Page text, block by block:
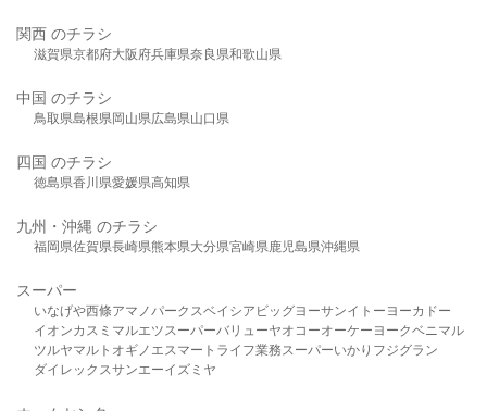
関西 のチラシ
滋賀県京都府大阪府兵庫県奈良県和歌山県
中国 のチラシ
鳥取県島根県岡山県広島県山口県
四国 のチラシ
徳島県香川県愛媛県高知県
九州・沖縄 のチラシ
福岡県佐賀県長崎県熊本県大分県宮崎県鹿児島県沖縄県
スーパー
いなげや西條アマノパークスベイシア ビッグヨーサンイトーヨーカドー
イオンカスミ マルエツスーパーバリューヤオコーオーケー ヨークベニマル
ツルヤマルト オギノ エスマート ライフ業務スーパーいかり フジグラン
ダイレックスサンエーイズミヤ